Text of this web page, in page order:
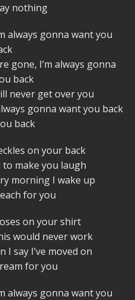
nothing
always gonna want you
gone, I’m always gonna
back
never get over you
gonna want you back
back
on your back
to make you laugh
morning I wake up
for you
on your shirt
would never work
I say I’ve moved on
for you
always gonna want you